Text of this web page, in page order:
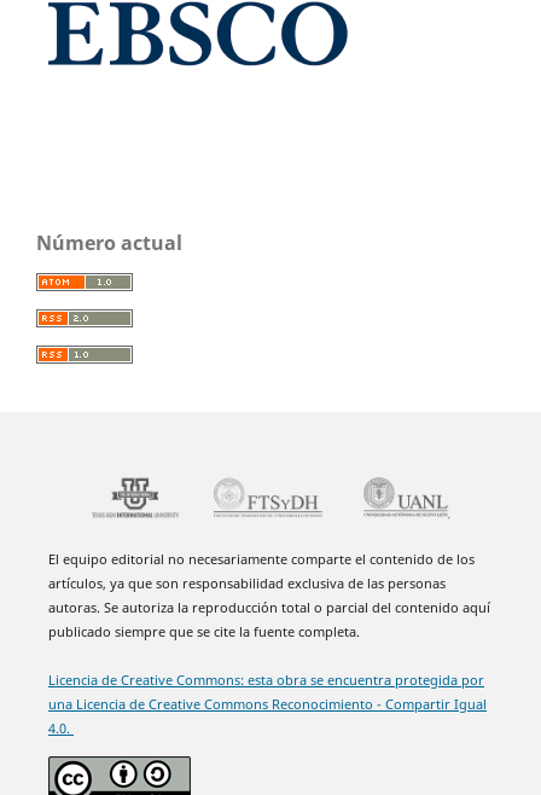
Número actual
El equipo editorial no necesariamente comparte el contenido de los
artículos, ya que son responsabilidad exclusiva de las personas
autoras. Se autoriza la reproducción total o parcial del contenido aquí
publicado siempre que se cite la fuente completa.
Licencia de Creative Commons: esta obra se encuentra protegida por
una Licencia de Creative Commons Reconocimiento - Compartir Igual
4.0.